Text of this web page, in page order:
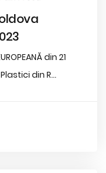
din 21
din R...